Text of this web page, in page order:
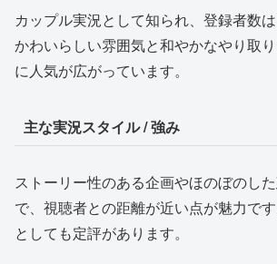
カップル実況として知られ、登録者数は
かわいらしい雰囲気と和やかなやり取
に人気が広がっています。
主な実況スタイル / 強み
ストーリー性のある企画やほのぼのし
で、視聴者との距離が近い点が魅力で
としても定評があります。